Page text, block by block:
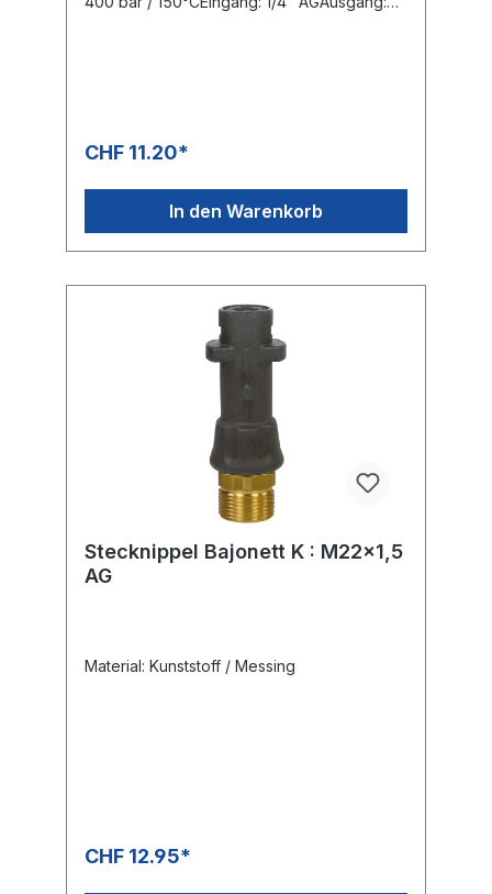
CHF 11.20*
In den Warenkorb
Stecknippel Bajonett K : M22x1,5
AG
Material: Kunststoff / Messing
CHF 12.95*